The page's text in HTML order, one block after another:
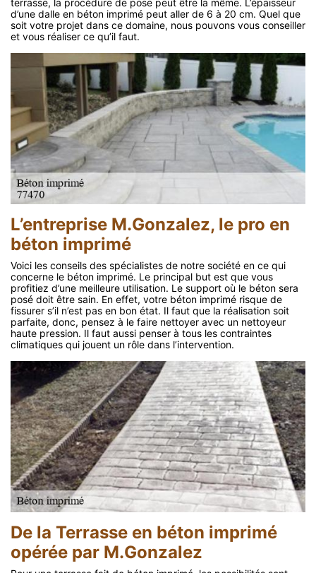
terrasse, la procédure de pose peut être la même. L’épaisseur
d’une dalle en béton imprimé peut aller de 6 à 20 cm. Quel que
soit votre projet dans ce domaine, nous pouvons vous conseiller
et vous réaliser ce qu’il faut.
L’entreprise M.Gonzalez, le pro en
béton imprimé
Voici les conseils des spécialistes de notre société en ce qui
concerne le béton imprimé. Le principal but est que vous
profitiez d’une meilleure utilisation. Le support où le béton sera
posé doit être sain. En effet, votre béton imprimé risque de
fissurer s’il n’est pas en bon état. Il faut que la réalisation soit
parfaite, donc, pensez à le faire nettoyer avec un nettoyeur
haute pression. Il faut aussi penser à tous les contraintes
climatiques qui jouent un rôle dans l’intervention.
De la Terrasse en béton imprimé
opérée par M.Gonzalez